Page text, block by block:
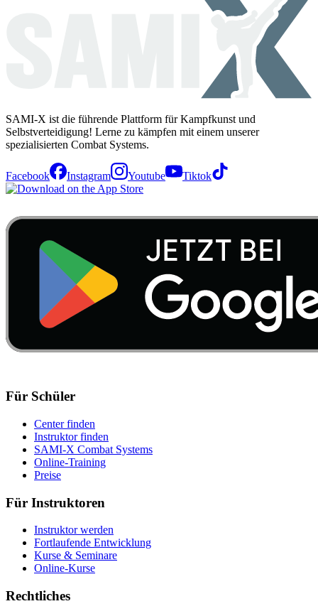
SAMI-X ist die führende Plattform für Kampfkunst und
Selbstverteidigung! Lerne zu kämpfen mit einem unserer
spezialisierten Combat Systems.
Facebook Instagram Youtube Tiktok
Für Schüler
Center finden
Instruktor finden
SAMI-X Combat Systems
Online-Training
Preise
Für Instruktoren
Instruktor werden
Fortlaufende Entwicklung
Kurse & Seminare
Online-Kurse
Rechtliches